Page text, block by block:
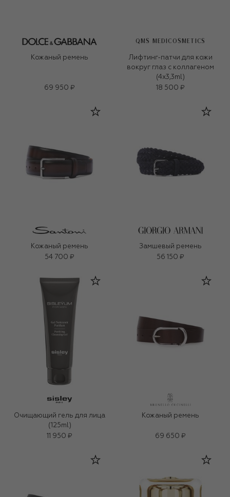
Кожаный ремень
69 950 ₽
QMS MEDICOSMETICS
Лифтинг-патчи для кожи
вокруг глаз с коллагеном
(4x3,3ml)
18 500 ₽
Кожаный ремень
54 700 ₽
Замшевый ремень
56 150 ₽
Очищающий гель для лица
(125ml)
11 950 ₽
Кожаный ремень
69 650 ₽